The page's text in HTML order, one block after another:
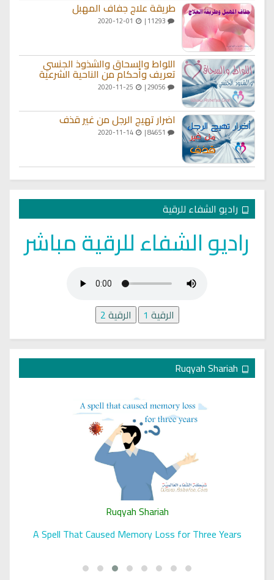
طريقة علاج جفاف المهبل
اللواط والسحاق والشذوذ الجنسي
تعريف وأحكام من الناحية الشرعية
اضرار تهيج الرجل من غير قذف
2020-11-14
راديو الشفاء للرقية
راديو الشفاء للرقية مباشر
الرقية 1 الرقية2
Ruqyah Shariah
A Spell That Caused Memory Loss for Three Years